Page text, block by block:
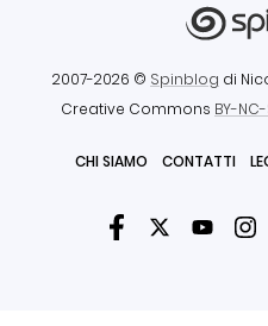
2007-2026 © Spinblog di
Creative Commons BY-
CHI SIAMO CONTATTI